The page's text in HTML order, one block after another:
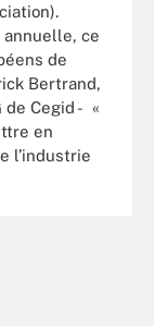
ce
de
Bertrand,
de Cegid - «
en
l’industrie